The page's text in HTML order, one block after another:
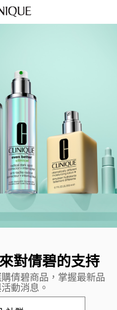
對倩碧的支持
倩碧商品，掌握最新品
動消息。